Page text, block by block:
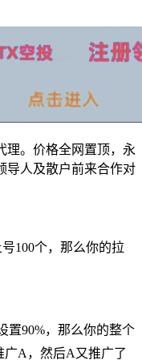
理。价格全网置顶，永
导人及散户前来合作对
100个，那么你的拉
置90%，那么你的整个
广A，然后A又推广了